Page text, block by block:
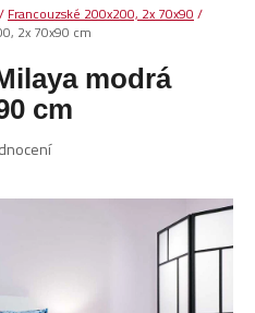
/ Francouzské 200x200, 2x 70x90 /
2x 70x90 cm
modrá
cm